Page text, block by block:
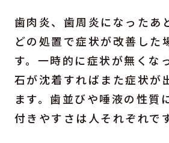
歯肉炎、歯周炎になったあ
どの処置で症状が改善した
す。一時的に症状が無くな
石が沈着すればまた症状が
ます。歯並びや唾液の性質
付きやすさは人それぞれです